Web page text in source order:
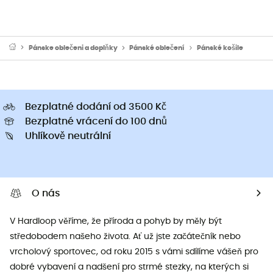
Pánske oblečeni a doplňky Pánské oblečení Pánské košile
Bezplatné dodání od 3500 Kč
Bezplatné vrácení do 100 dnů
Uhlíkově neutrální
O nás
V Hardloop věříme, že příroda a pohyb by měly být
středobodem našeho života. Ať už jste začátečník nebo
vrcholový sportovec, od roku 2015 s vámi sdílíme vášeň pro
dobré vybavení a nadšení pro strmé stezky, na kterých si